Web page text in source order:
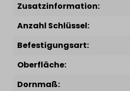
Zusatzinformation:
Anzahl Schlüssel:
Befestigungsart:
Oberfläche:
Dornmaß: